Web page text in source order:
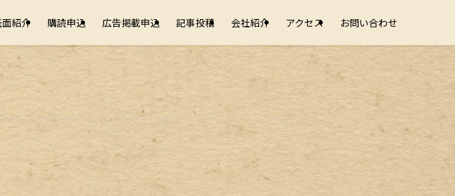
紹介 購読申込 広告掲載申込 記事投稿 会社紹介 アクセス お問い合わせ